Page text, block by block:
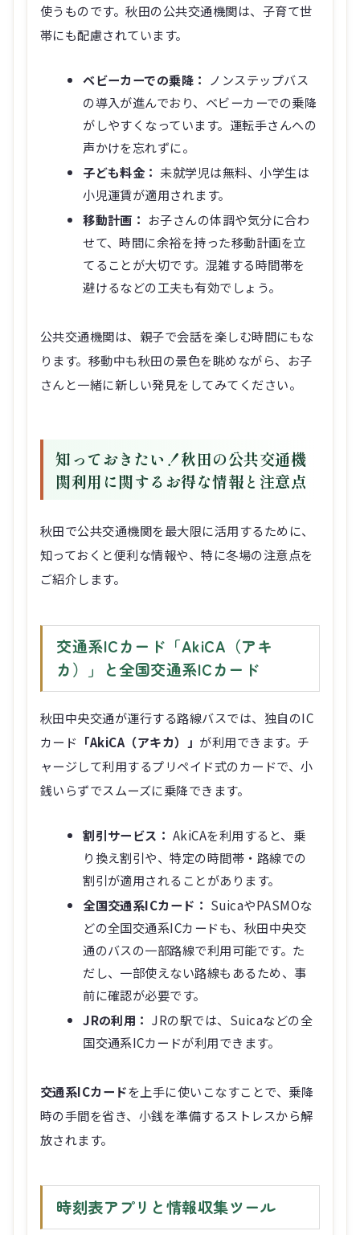
使うものです。秋田の公共交通機関は、子育て世
帯にも配慮されています。
ベビーカーでの乗降： ノンステップバス
の導入が進んでおり、ベビーカーでの乗降
がしやすくなっています。運転手さんへの
声かけを忘れずに。
子ども料金： 未就学児は無料、小学生は
小児運賃が適用されます。
移動計画： お子さんの体調や気分に合わ
せて、時間に余裕を持った移動計画を立
てることが大切です。混雑する時間帯を
避けるなどの工夫も有効でしょう。
公共交通機関は、親子で会話を楽しむ時間にもな
ります。移動中も秋田の景色を眺めながら、お子
さんと一緒に新しい発見をしてみてください。
知っておきたい！秋田の公共交通機
関利用に関するお得な情報と注意点
秋田で公共交通機関を最大限に活用するために、
知っておくと便利な情報や、特に冬場の注意点を
ご紹介します。
交通系ICカード「AkiCA（アキ
カ）」と全国交通系ICカード
秋田中央交通が運行する路線バスでは、独自のIC
カード 「AkiCA（アキカ）」 が利用できます。チ
ャージして利用するプリペイド式のカードで、小
銭いらずでスムーズに乗降できます。
割引サービス： AkiCAを利用すると、乗
り換え割引や、特定の時間帯・路線での
割引が適用されることがあります。
全国交通系ICカード： SuicaやPASMOな
どの全国交通系ICカードも、秋田中央交
通のバスの一部路線で利用可能です。た
だし、一部使えない路線もあるため、事
前に確認が必要です。
JRの利用： JRの駅では、Suicaなどの全
国交通系ICカードが利用できます。
交通系ICカードを上手に使いこなすことで、乗降
時の手間を省き、小銭を準備するストレスから解
放されます。
時刻表アプリと情報収集ツール